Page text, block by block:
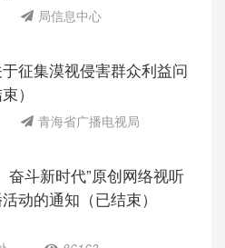
局信息中心
征集漠视侵害群众利益问
）
青海省广播电视局
斗新时代”原创网络视听
动的通知（已结束）